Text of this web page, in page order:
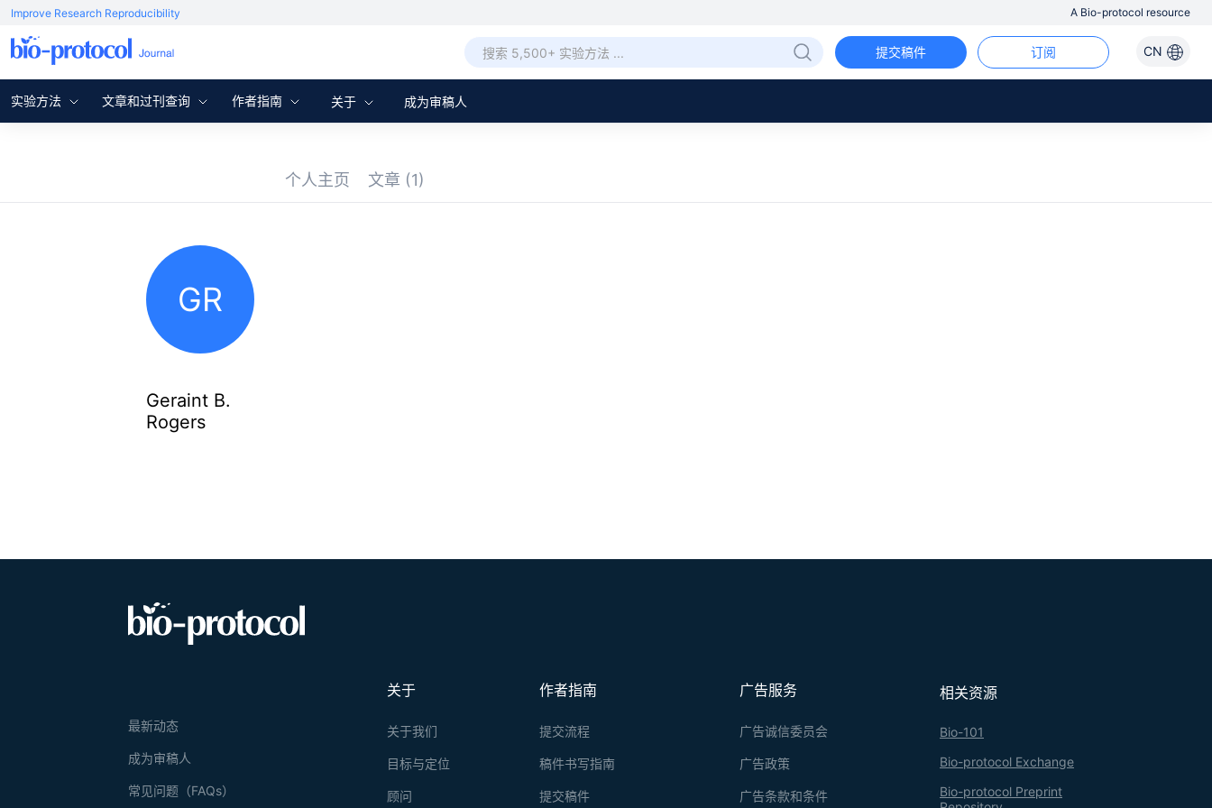
Improve Research Reproducibility A Bio-protocol resource
CN
订阅
提交稿件
实验方法 文章和过刊查询 作者指南 关于 成为审稿人
个人主页 文章 (1)
GR
Geraint B.
Rogers
相关资源
Bio-101
Bio-protocol Exchange
Bio-protocol Preprint
广告服务
广告诚信委员会
广告政策
广告条款和条件
作者指南
提交流程
稿件书写指南
提交稿件
关于
关于我们
目标与定位
顾问
最新动态
成为审稿人
常见问题（FAQs）